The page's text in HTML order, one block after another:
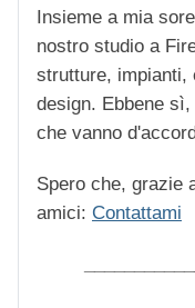
Insieme a mia
nostro studio a
strutture, impianti,
design. Ebbene sì,
che vanno
Spero che, grazie
amici: Contattami